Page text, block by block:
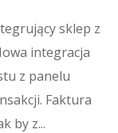
sklep z
integracja
z panelu
Faktura
by z...